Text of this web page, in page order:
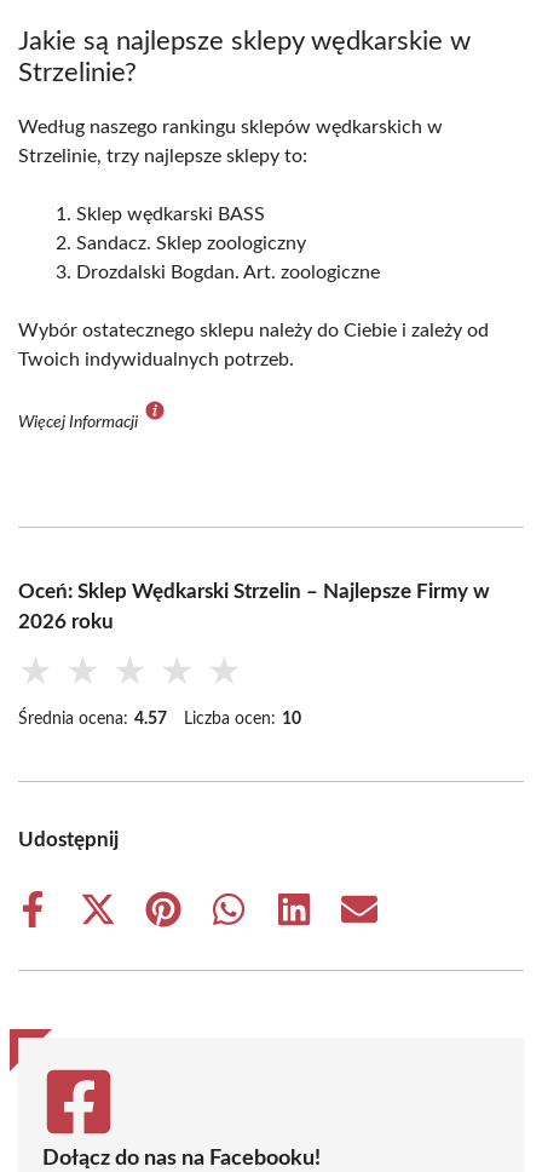
Jakie są najlepsze sklepy wędkarskie w
Strzelinie?
Według naszego rankingu sklepów wędkarskich w
Strzelinie, trzy najlepsze sklepy to:
Sklep wędkarski BASS
Sandacz. Sklep zoologiczny
Drozdalski Bogdan. Art. zoologiczne
Wybór ostatecznego sklepu należy do Ciebie i zależy od
Twoich indywidualnych potrzeb.
Więcej Informacji
Oceń: Sklep Wędkarski Strzelin – Najlepsze Firmy w
2026 roku
★ ★ ★ ★ ★
Średnia ocena: 4.57 Liczba ocen: 10
Udostępnij
Share
Share
(Twitter)
Share
Share
Share
Share
Dołącz do nas na Facebooku!